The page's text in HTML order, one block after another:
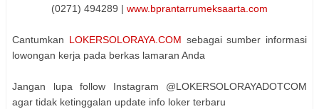
(0271) 494289 | www.bprantarrumeksaarta.com
Cantumkan LOKERSOLORAYA.COM sebagai sumber informasi
lowongan kerja pada berkas lamaran Anda
Jangan lupa follow Instagram @LOKERSOLORAYADOTCOM
agar tidak ketinggalan update info loker terbaru